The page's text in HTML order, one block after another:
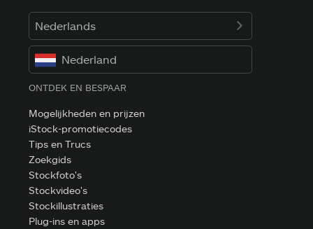
Nederlands
Nederland
ONTDEK EN BESPAAR
Mogelijkheden en prijzen
iStock-promotiecodes
Tips en Trucs
Zoekgids
Stockfoto's
Stockvideo's
Stockillustraties
Plug-ins en apps